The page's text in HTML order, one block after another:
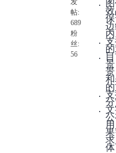
发
帖:
689
粉
丝:
56